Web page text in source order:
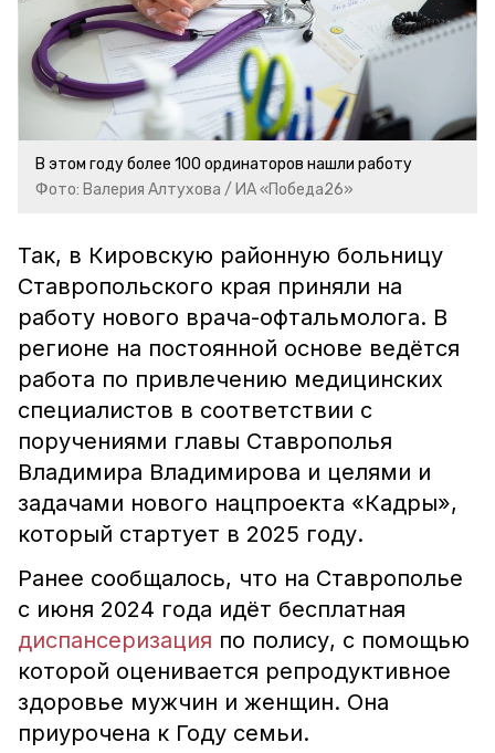
В этом году более 100 ординаторов нашли работу
Фото: Валерия Алтухова / ИА «Победа26»
Так, в Кировскую районную больницу
Ставропольского края приняли на
работу нового врача-офтальмолога. В
регионе на постоянной основе ведётся
работа по привлечению медицинских
специалистов в соответствии с
поручениями главы Ставрополья
Владимира Владимирова и целями и
задачами нового нацпроекта «Кадры»,
который стартует в 2025 году.
Ранее сообщалось, что на Ставрополье
с июня 2024 года идёт бесплатная
диспансеризация по полису, с помощью
которой оценивается репродуктивное
здоровье мужчин и женщин. Она
приурочена к Году семьи.